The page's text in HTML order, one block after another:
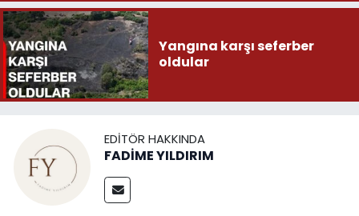
Yangına karşı seferber
oldular
EDITÖR HAKKINDA
FADİME YILDIRIM